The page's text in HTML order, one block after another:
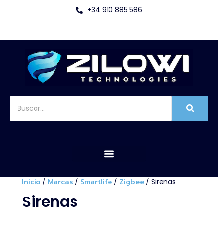
+34 910 885 586
Inicio/ Marcas / Smartlife/ Zigbee/ Sirenas
Sirenas